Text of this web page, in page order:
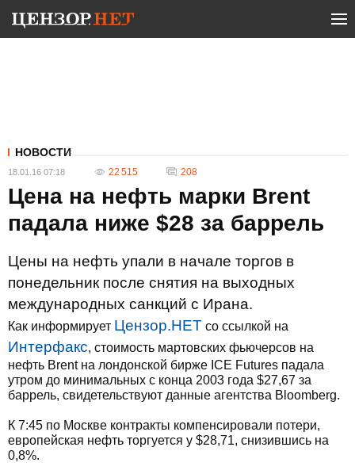
НОВОСТИ
18.01.16 07:18 22 515 208
Цена на нефть марки Brent
падала ниже $28 за баррель
Цены на нефть упали в начале торгов в
понедельник после снятия на выходных
международных санкций с Ирана.
Как информирует Цензор.НЕТ со ссылкой на
Интерфакс, стоимость мартовских фьючерсов на
нефть Brent на лондонской бирже ICE Futures падала
утром до минимальных с конца 2003 года $27,67 за
баррель, свидетельствуют данные агентства Bloomberg.
К 7:45 по Москве контракты компенсировали потери,
европейская нефть торгуется у $28,71, снизившись на
0,8%.